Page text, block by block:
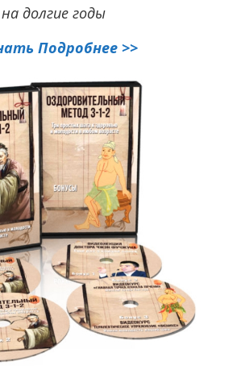
долгие годы
Подробнее >>